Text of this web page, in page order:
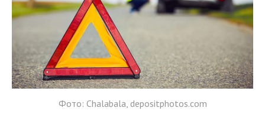
Фото: Chalabala, depositphotos.com